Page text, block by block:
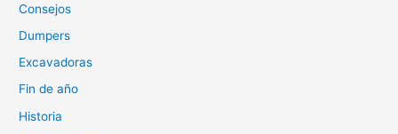
Consejos
Dumpers
Excavadoras
Fin de año
Historia